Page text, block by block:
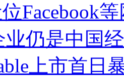
Facebook
业仍是中国
上市首日